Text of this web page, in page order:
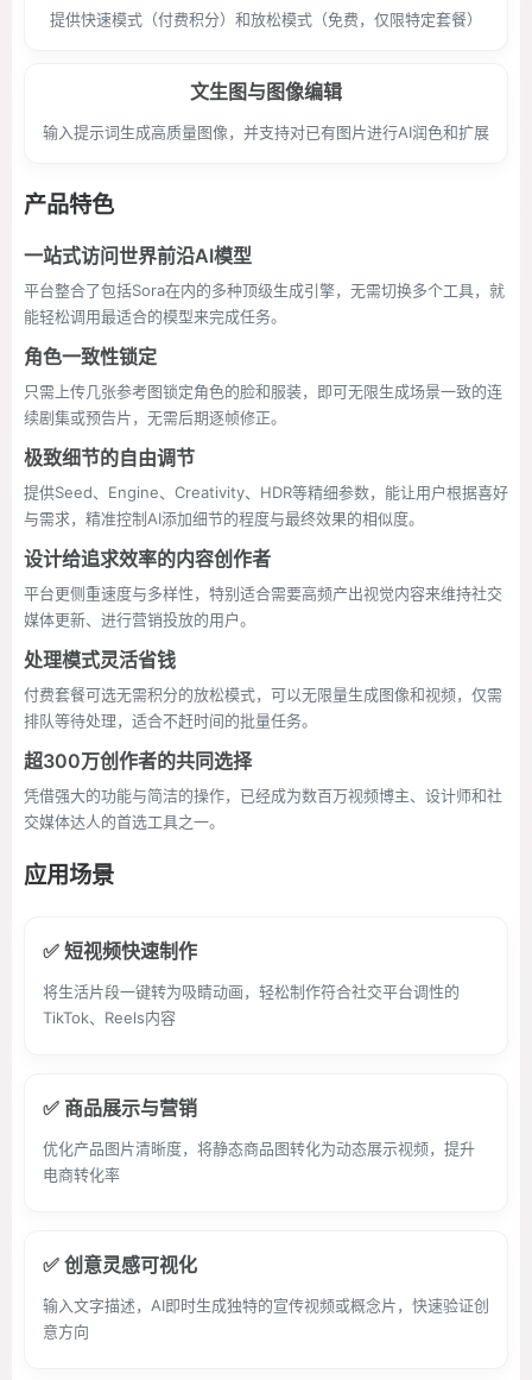
提供快速模式（付费积分）和放松模式（免费，仅限特定套餐）
文生图与图像编辑
输入提示词生成高质量图像，并支持对已有图片进行AI润色和扩展
产品特色
一站式访问世界前沿AI模型
平台整合了包括Sora在内的多种顶级生成引擎，无需切换多个工具，就
能轻松调用最适合的模型来完成任务。
角色一致性锁定
只需上传几张参考图锁定角色的脸和服装，即可无限生成场景一致的连
续剧集或预告片，无需后期逐帧修正。
极致细节的自由调节
提供Seed、Engine、Creativity、HDR等精细参数，能让用户根据喜好
与需求，精准控制AI添加细节的程度与最终效果的相似度。
设计给追求效率的内容创作者
平台更侧重速度与多样性，特别适合需要高频产出视觉内容来维持社交
媒体更新、进行营销投放的用户。
处理模式灵活省钱
付费套餐可选无需积分的放松模式，可以无限量生成图像和视频，仅需
排队等待处理，适合不赶时间的批量任务。
超300万创作者的共同选择
凭借强大的功能与简洁的操作，已经成为数百万视频博主、设计师和社
交媒体达人的首选工具之一。
应用场景
✅ 短视频快速制作
将生活片段一键转为吸睛动画，轻松制作符合社交平台调性的
TikTok、Reels内容
✅ 商品展示与营销
优化产品图片清晰度，将静态商品图转化为动态展示视频，提升
电商转化率
✅ 创意灵感可视化
输入文字描述，AI即时生成独特的宣传视频或概念片，快速验证创
意方向